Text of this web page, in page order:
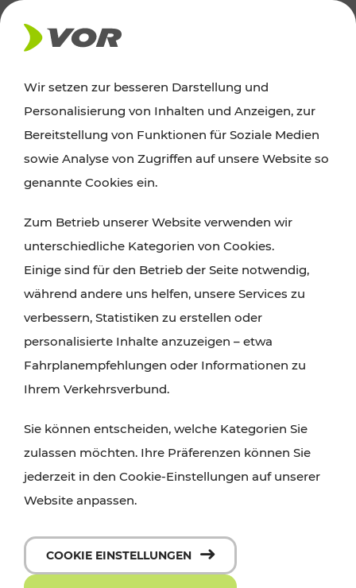
AKTUELLES
Ausflugstipps
Wien, Niederösterreich und das Burgenland
Wanderungen, Kultur und Gastronomie,
Radtouren oder purer Naturgenuss – viele
Attraktionen sind mit den Ticket- und Fahrplan-
Angeboten des VOR gut und schnell erreichbar.
Wir setzen zur besseren Darstellung und
Personalisierung von Inhalten und Anzeigen, zur
Bereitstellung von Funktionen für Soziale Medien
sowie Analyse von Zugriffen auf unsere Website so
genannte Cookies ein.
Zum Betrieb unserer Website verwenden wir
unterschiedliche Kategorien von Cookies.
Einige sind für den Betrieb der Seite notwendig,
während andere uns helfen, unsere Services zu
verbessern, Statistiken zu erstellen oder
personalisierte Inhalte anzuzeigen – etwa
Fahrplanempfehlungen oder Informationen zu
Ihrem Verkehrsverbund.
Sie können entscheiden, welche Kategorien Sie
zulassen möchten. Ihre Präferenzen können Sie
jederzeit in den Cookie-Einstellungen auf unserer
Website anpassen.
COOKIE EINSTELLUNGEN